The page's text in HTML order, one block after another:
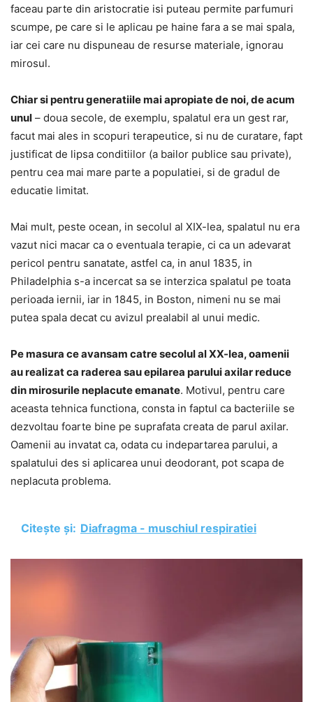
faceau parte din aristocratie isi puteau permite parfumuri
scumpe, pe care si le aplicau pe haine fara a se mai spala,
iar cei care nu dispuneau de resurse materiale, ignorau
mirosul.
Chiar si pentru generatiile mai apropiate de noi, de acum
unul – doua secole, de exemplu, spalatul era un gest rar,
facut mai ales in scopuri terapeutice, si nu de curatare, fapt
justificat de lipsa conditiilor (a bailor publice sau private),
pentru cea mai mare parte a populatiei, si de gradul de
educatie limitat.
Mai mult, peste ocean, in secolul al XIX-lea, spalatul nu era
vazut nici macar ca o eventuala terapie, ci ca un adevarat
pericol pentru sanatate, astfel ca, in anul 1835, in
Philadelphia s-a incercat sa se interzica spalatul pe toata
perioada iernii, iar in 1845, in Boston, nimeni nu se mai
putea spala decat cu avizul prealabil al unui medic.
Pe masura ce avansam catre secolul al XX-lea, oamenii
au realizat ca raderea sau epilarea parului axilar reduce
din mirosurile neplacute emanate. Motivul, pentru care
aceasta tehnica functiona, consta in faptul ca bacteriile se
dezvoltau foarte bine pe suprafata creata de parul axilar.
Oamenii au invatat ca, odata cu indepartarea parului, a
spalatului des si aplicarea unui deodorant, pot scapa de
neplacuta problema.
Citește și: Diafragma - muschiul respiratiei